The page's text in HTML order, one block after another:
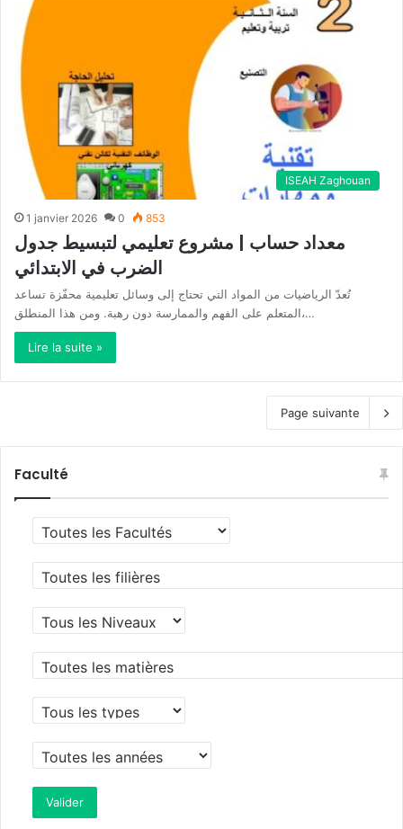
ISEAH Zaghouan
1 janvier 2026 0 853
معداد حساب | مشروع تعليمي لتبسيط جدول
الضرب في الابتدائي
تُعدّ الرياضيات من المواد التي تحتاج إلى وسائل تعليمية محفّزة تساعد
المتعلم على الفهم والممارسة دون رهبة. ومن هذا المنطلق،…
Lire la suite »
Page suivante
Faculté